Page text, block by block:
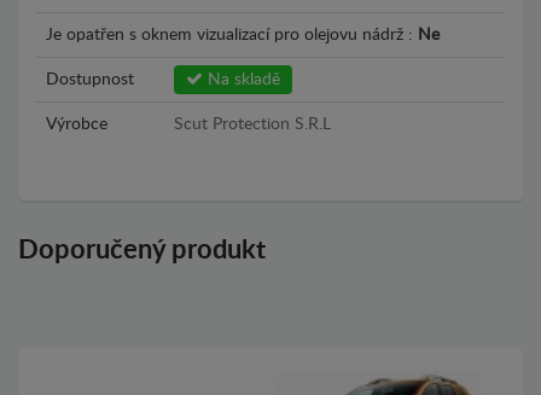
Je opatřen s oknem vizualizací pro olejovu nádrž : Ne
Dostupnost Na skladě
Výrobce Scut Protection S.R.L
Doporučený produkt